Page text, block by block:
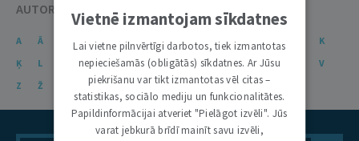
AUTORU KATALOGS
A Ā C Č D E Ē G Ģ
K
Ķ
L M N Ņ O P R S Š T U
V
Z
Ž
Vietnē izmantojam sīkdatnes
Lai vietne pilnvērtīgi darbotos, tiek izmantotas
nepieciešamās (obligātās) sīkdatnes. Ar Jūsu
piekrišanu var tikt izmantotas vēl citas –
statistikas, sociālo mediju un funkcionalitātes.
Papildinformācijai atveriet "Pielāgot izvēli". Jūs
varat jebkurā brīdī mainīt savu izvēli,